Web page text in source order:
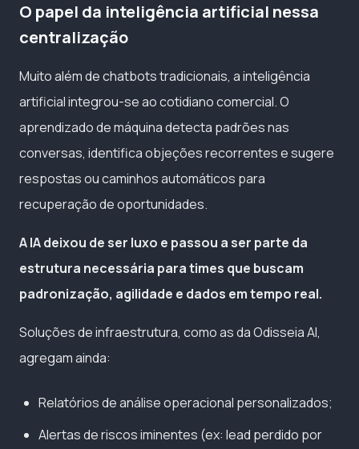
O papel da inteligência artificial nessa
centralização
Muito além de chatbots tradicionais, a inteligência
artificial integrou-se ao cotidiano comercial. O
aprendizado de máquina detecta padrões nas
conversas, identifica objeções recorrentes e sugere
respostas ou caminhos automáticos para
recuperação de oportunidades.
A IA deixou de ser luxo e passou a ser parte da
estrutura necessária para times que buscam
padronização, agilidade e dados em tempo real.
Soluções de infraestrutura, como as da Odisseia AI,
agregam ainda:
Relatórios de análise operacional personalizados;
Alertas de riscos iminentes (ex: lead perdido por